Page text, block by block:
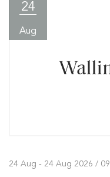
24
Aug
24 Aug - 24 Aug 2026 /